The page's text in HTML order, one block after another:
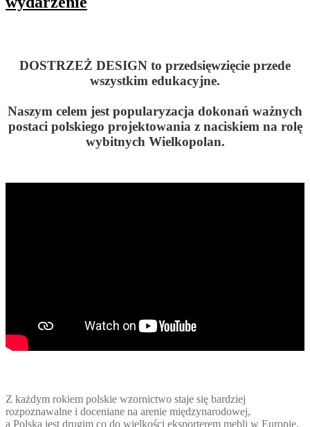
DOSTRZEŻ DESIGN to przedsięwzięcie przede
wszystkim edukacyjne.
Naszym celem jest popularyzacja dokonań ważnych
postaci polskiego projektowania z naciskiem na rolę
wybitnych Wielkopolan.
Z każdym rokiem polskie wzornictwo staje się bardziej
rozpoznawalne i doceniane na arenie międzynarodowej,
a Polska jest drugim co do wielkości eksporterem mebli w Europie.